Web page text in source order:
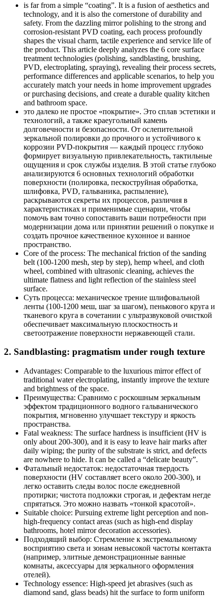
is far from a simple “coating”. It is a fusion of aesthetics and
technology, and it is also the cornerstone of durability and
safety. From the dazzling mirror polishing to the strong and
corrosion-resistant PVD coating, each process profoundly
shapes the visual charm, tactile experience and service life of
the product. This article deeply analyzes the 6 core surface
treatment technologies (polishing, sandblasting, brushing,
PVD, electroplating, spraying), revealing their process secrets,
performance differences and applicable scenarios, to help you
accurately match your needs in home improvement upgrades
or purchasing decisions, and create a durable quality kitchen
and bathroom space.
это далеко не простое «покрытие». Это сплав эстетики и
технологий, а также краеугольный камень
долговечности и безопасности. От ослепительной
зеркальной полировки до прочного и устойчивого к
коррозии PVD-покрытия — каждый процесс глубоко
формирует визуальную привлекательность, тактильные
ощущения и срок службы изделия. В этой статье глубоко
анализируются 6 основных технологий обработки
поверхности (полировка, пескоструйная обработка,
шлифовка, PVD, гальваника, распыление),
раскрываются секреты их процессов, различия в
характеристиках и применимые сценарии, чтобы
помочь вам точно сопоставить ваши потребности при
модернизации дома или принятии решений о покупке и
создать прочное качественное кухонное и ванное
пространство.
Core of the process: The mechanical friction of the sanding
belt (100-1200 mesh, step by step), hemp wheel, and cloth
wheel, combined with ultrasonic cleaning, achieves the
ultimate flatness and light reflection of the stainless steel
surface.
Суть процесса: механическое трение шлифовальной
ленты (100-1200 меш, шаг за шагом), пенькового круга и
тканевого круга в сочетании с ультразвуковой очисткой
обеспечивает максимальную плоскостность и
светоотражение поверхности нержавеющей стали.
2. Sandblasting: pragmatism under rough texture
Advantages: Comparable to the luxurious mirror effect of
traditional water electroplating, instantly improve the texture
and brightness of the space.
Преимущества: Сравнимо с роскошным зеркальным
эффектом традиционного водного гальванического
покрытия, мгновенно улучшает текстуру и яркость
пространства.
Fatal weakness: The surface hardness is insufficient (HV is
only about 200-300), and it is easy to leave hair marks after
daily wiping; the purity of the substrate is strict, and defects
are nowhere to hide. It can be called a “delicate beauty”.
Фатальный недостаток: недостаточная твердость
поверхности (HV составляет всего около 200-300), и
легко оставить следы волос после ежедневной
протирки; чистота подложки строгая, и дефектам негде
спрятаться. Это можно назвать «тонкой красотой».
Suitable choice: Pursuing extreme light perception and non-
high-frequency contact areas (such as high-end display
bathrooms, hotel mirror decoration accessories).
Подходящий выбор: Стремление к экстремальному
восприятию света и зонам невысокой частоты контакта
(например, элитные демонстрационные ванные
комнаты, аксессуары для зеркального оформления
отелей).
Technology essence: High-speed jet abrasives (such as
diamond sand, glass beads) hit the surface to form uniform